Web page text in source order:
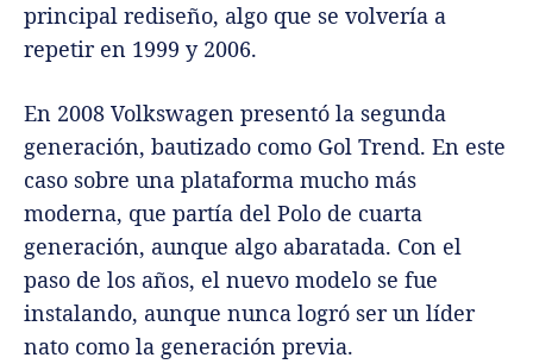
principal rediseño, algo que se volvería a
repetir en 1999 y 2006.
En 2008 Volkswagen presentó la segunda
generación, bautizado como Gol Trend. En este
caso sobre una plataforma mucho más
moderna, que partía del Polo de cuarta
generación, aunque algo abaratada. Con el
paso de los años, el nuevo modelo se fue
instalando, aunque nunca logró ser un líder
nato como la generación previa.